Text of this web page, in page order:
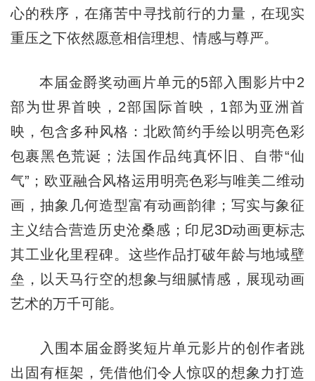
心的秩序，在痛苦中寻找前行的力量，在现实
重压之下依然愿意相信理想、情感与尊严。
本届金爵奖动画片单元的5部入围影片中2
部为世界首映，2部国际首映，1部为亚洲首
映，包含多种风格：北欧简约手绘以明亮色彩
包裹黑色荒诞；法国作品纯真怀旧、自带“仙
气”；欧亚融合风格运用明亮色彩与唯美二维动
画，抽象几何造型富有动画韵律；写实与象征
主义结合营造历史沧桑感；印尼3D动画更标志
其工业化里程碑。这些作品打破年龄与地域壁
垒，以天马行空的想象与细腻情感，展现动画
艺术的万千可能。
入围本届金爵奖短片单元影片的创作者跳
出固有框架，凭借他们令人惊叹的想象力打造